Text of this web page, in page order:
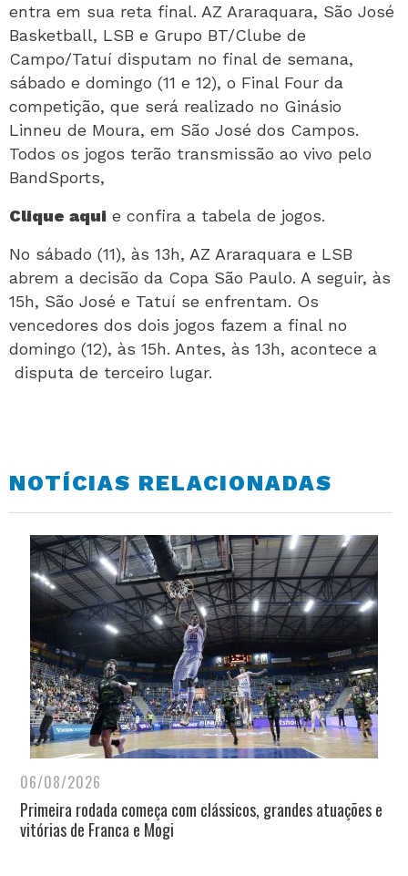
entra em sua reta final. AZ Araraquara, São José
Basketball, LSB e Grupo BT/Clube de
Campo/Tatuí disputam no final de semana,
sábado e domingo (11 e 12), o Final Four da
competição, que será realizado no Ginásio
Linneu de Moura, em São José dos Campos.
Todos os jogos terão transmissão ao vivo pelo
BandSports,
Clique aqui e confira a tabela de jogos.
No sábado (11), às 13h, AZ Araraquara e LSB
abrem a decisão da Copa São Paulo. A seguir, às
15h, São José e Tatuí se enfrentam. Os
vencedores dos dois jogos fazem a final no
domingo (12), às 15h. Antes, às 13h, acontece a
disputa de terceiro lugar.
NOTÍCIAS RELACIONADAS
06/08/2026
Primeira rodada começa com clássicos, grandes atuações e
vitórias de Franca e Mogi